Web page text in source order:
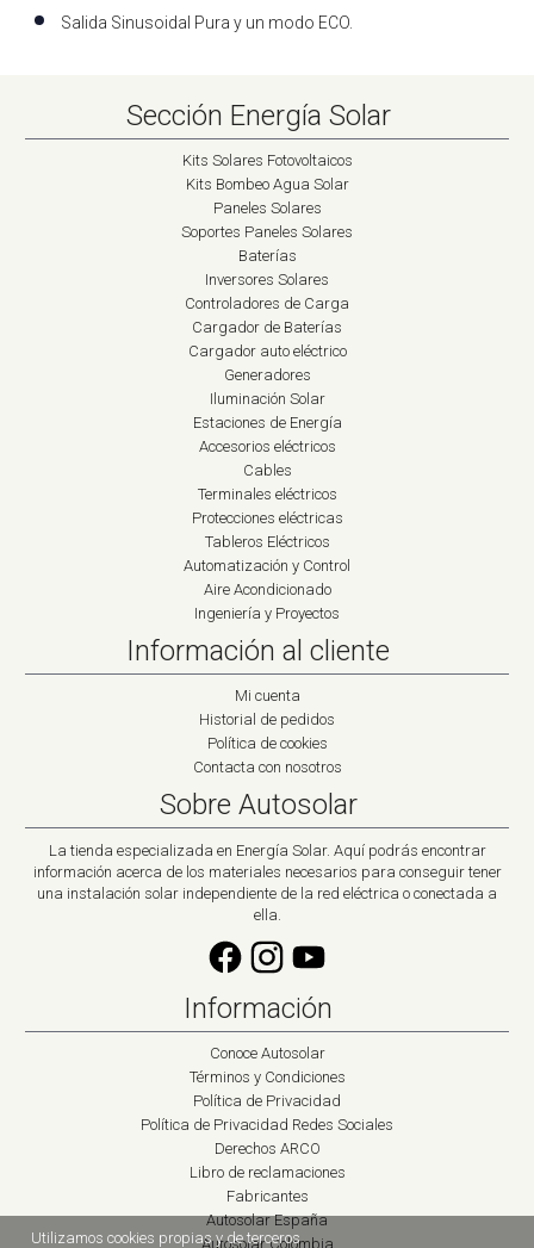
Salida Sinusoidal Pura y un modo ECO.
Sección Energía Solar
Kits Solares Fotovoltaicos
Kits Bombeo Agua Solar
Paneles Solares
Soportes Paneles Solares
Baterías
Inversores Solares
Controladores de Carga
Cargador de Baterías
Cargador auto eléctrico
Generadores
Iluminación Solar
Estaciones de Energía
Accesorios eléctricos
Cables
Terminales eléctricos
Protecciones eléctricas
Tableros Eléctricos
Automatización y Control
Aire Acondicionado
Ingeniería y Proyectos
Información al cliente
Mi cuenta
Historial de pedidos
Política de cookies
Contacta con nosotros
Sobre Autosolar
La tienda especializada en Energía Solar. Aquí podrás encontrar
información acerca de los materiales necesarios para conseguir tener
una instalación solar independiente de la red eléctrica o conectada a
ella.
Información
Conoce Autosolar
Términos y Condiciones
Política de Privacidad
Política de Privacidad Redes Sociales
Derechos ARCO
Libro de reclamaciones
Fabricantes
Autosolar España
Autosolar Colombia
Utilizamos cookies propias y de terceros